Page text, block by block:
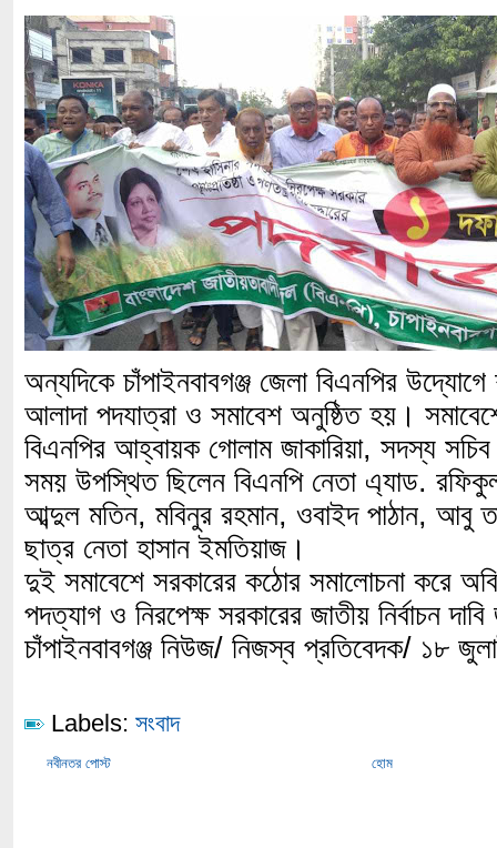
অন্যদিকে চাঁপাইনবাবগঞ্জ জেলা বিএনপির
আলাদা পদযাত্রা ও সমাবেশ অনুষ্ঠিত হয়।
বিএনপির আহ্বায়ক গোলাম জাকারিয়া, সদস্য
সময় উপস্থিত ছিলেন বিএনপি নেতা এ্যাড.
আব্দুল মতিন, মবিনুর রহমান, ওবাইদ পাঠান, আবু
ছাত্র নেতা হাসান ইমতিয়াজ।
দুই সমাবেশে সরকারের কঠোর সমালোচনা করে
পদত্যাগ ও নিরপেক্ষ সরকারের জাতীয় নির্বাচন
চাঁপাইনবাবগঞ্জ নিউজ/ নিজস্ব প্রতিবেদক/ ১৮
Labels: সংবাদ
নবীনতর পোস্ট হোম